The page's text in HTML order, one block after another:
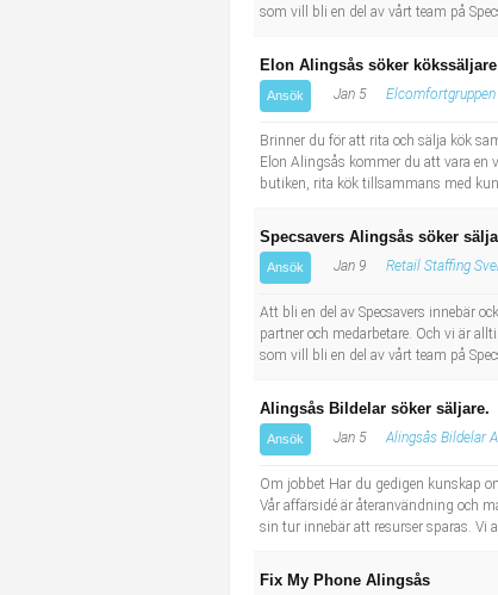
som vill bli en del av vårt team på
Elon Alingsås söker
Ansök Jan 5 Elcomfortgruppen
Brinner du för att rita och sälja kök
Elon Alingsås kommer du att vara en
butiken, rita kök tillsammans med
Specsavers Alingsås söker
Ansök Jan 9 Retail Staffing
Att bli en del av Specsavers innebär
partner och medarbetare. Och vi är
som vill bli en del av vårt team på
Alingsås Bildelar söker säljare.
Ansök Jan 5 Alingsås Bildelar
Om jobbet Har du gedigen kunskap
Vår affärsidé är återanvändning och
sin tur innebär att resurser sparas. Vi
Fix My Phone Alingsås